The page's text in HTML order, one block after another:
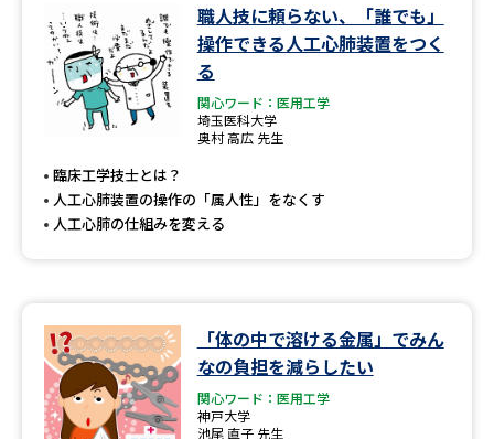
データサイエンス特集 奨学金・特待生制度特集
デジタルパンフレット
新学年スタート号特集ページ
新学年スタート号特集ページ
SELFBRAND特集ページ
オープンキャンパス検索
来場型・Web型イベント特集 夢ナビライブ
職人技に頼らない、「誰でも」
操作できる人工心肺装置をつく
る
関心ワード：医用工学
埼玉医科大学
奥村 高広 先生
臨床工学技士とは？
人工心肺装置の操作の「属人性」をなくす
人工心肺の仕組みを変える
「体の中で溶ける金属」でみん
なの負担を減らしたい
関心ワード：医用工学
神戸大学
池尾 直子 先生